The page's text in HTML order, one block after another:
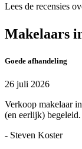
Lees de recensies
Makelaars
Goede afhandeling
26 juli 2026
Verkoop makelaar
(en eerlijk)
- Steven Koster